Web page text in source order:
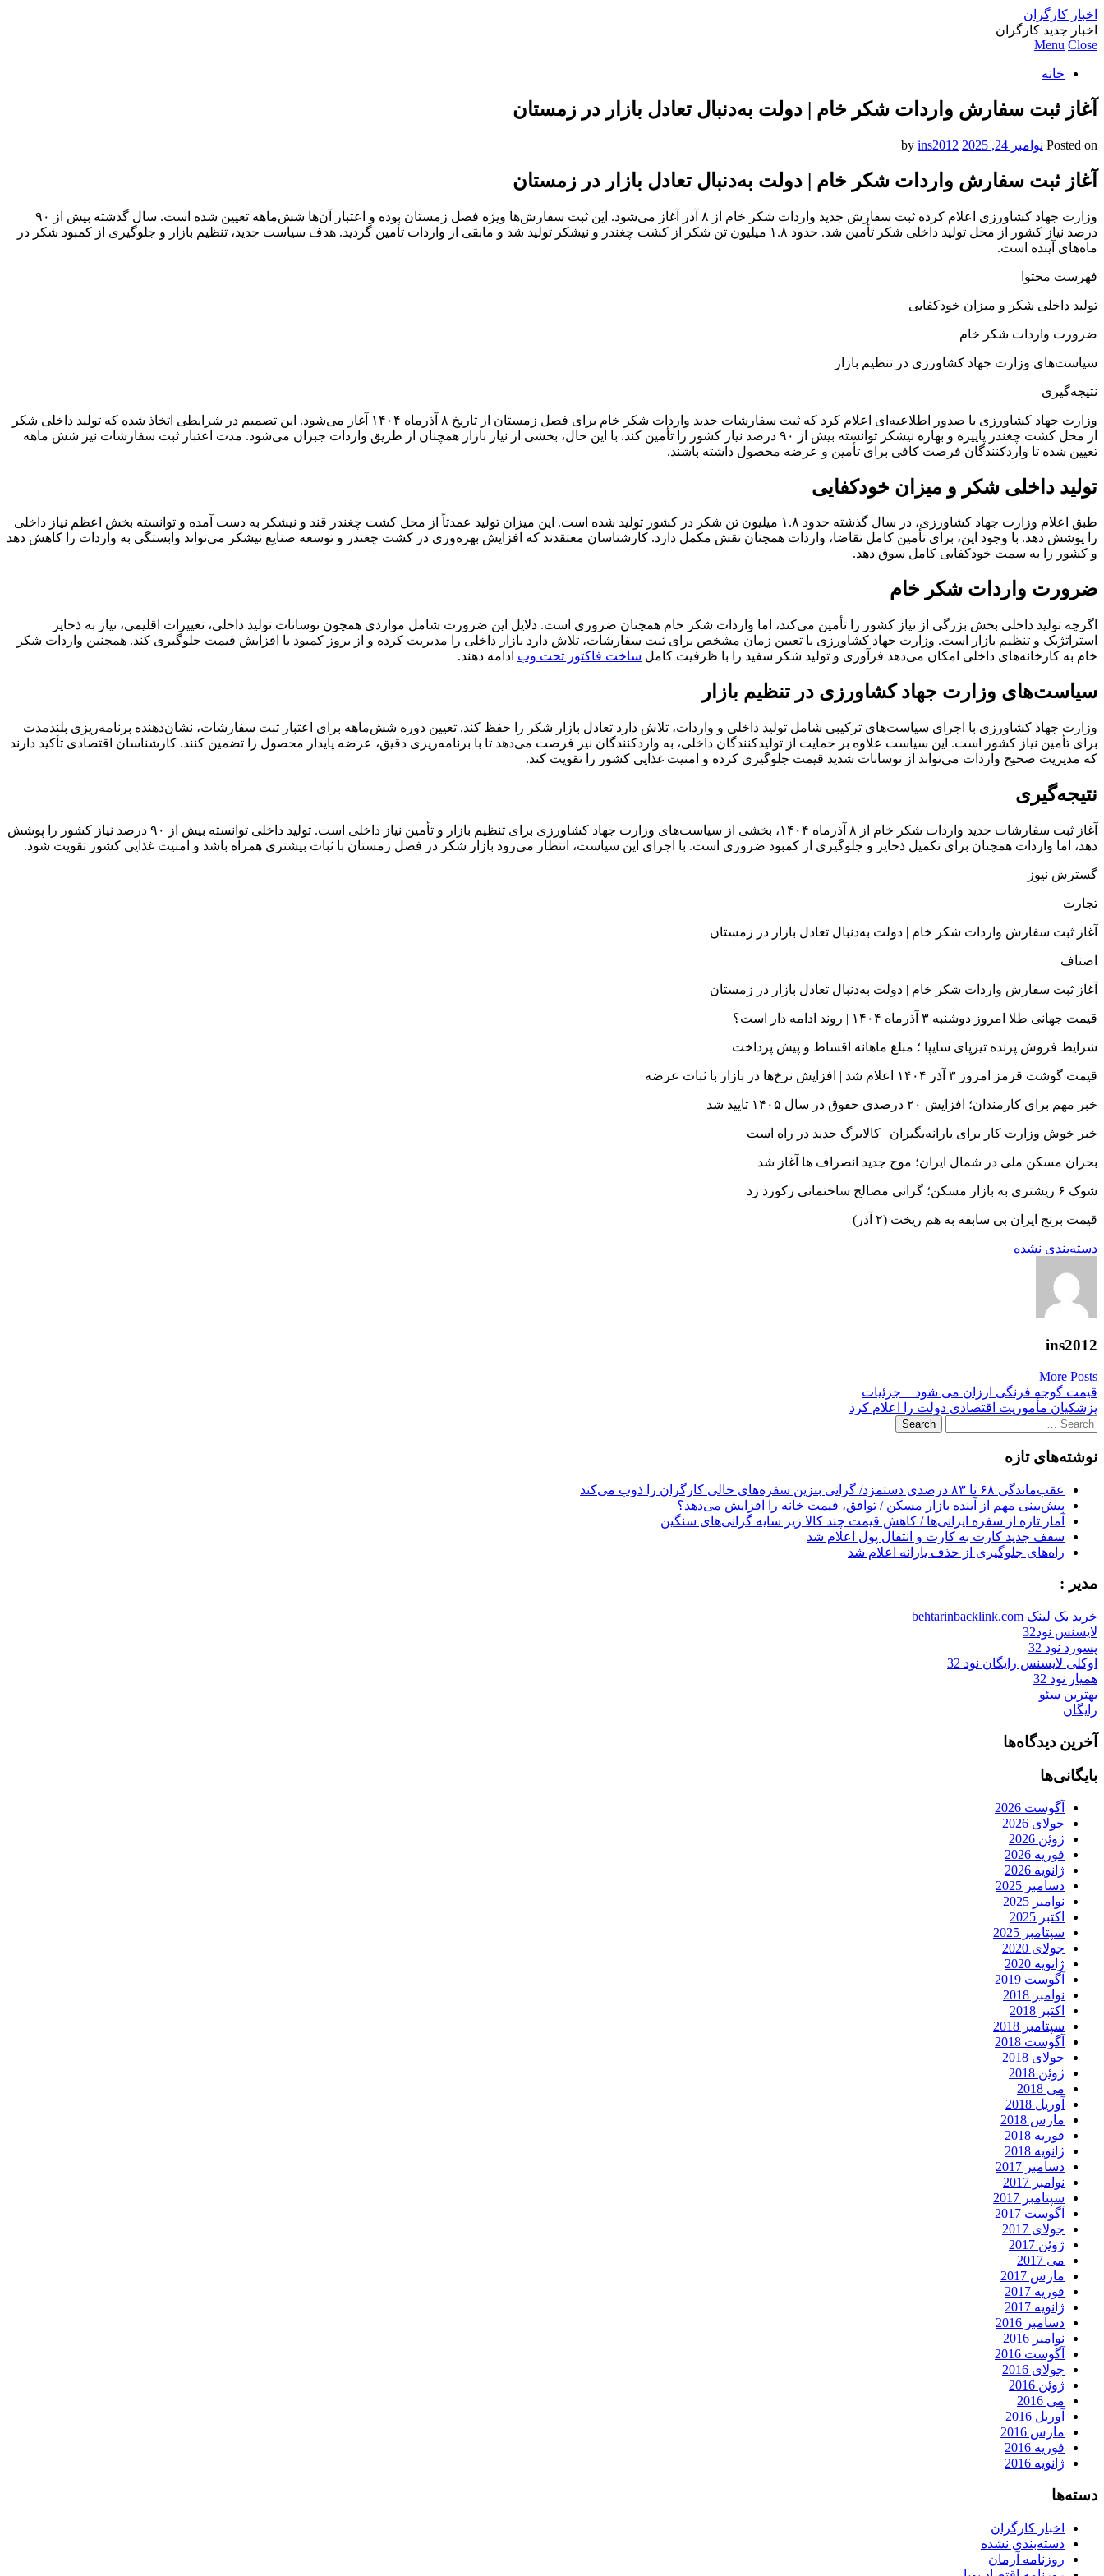
اخبار کارگران
اخبار جدید کارگران
Menu Close
خانه
آغاز ثبت سفارش واردات شکر خام | دولت به‌دنبال تعادل بازار در زمستان
Posted on نوامبر 24, 2025 ins2012
آغاز ثبت سفارش واردات شکر خام | دولت به‌دنبال تعادل بازار در زمستان
وزارت جهاد کشاورزی اعلام کرده ثبت سفارش جدید واردات شکر خام از ۸ آذر آغاز می‌شود. این ثبت سفارش‌ها ویژه فصل زمستان بوده و اعتبار آن‌ها شش‌ماهه تعیین شده است. سال گذشته بیش از ۹۰
درصد نیاز کشور از محل تولید داخلی شکر تأمین شد. حدود ۱.۸ میلیون تن شکر از کشت چغندر و نیشکر تولید شد و مابقی از واردات تأمین گردید. هدف سیاست جدید، تنظیم بازار و جلوگیری از کمبود شکر در
ماه‌های آینده است.
فهرست محتوا
تولید داخلی شکر و میزان خودکفایی
ضرورت واردات شکر خام
سیاست‌های وزارت جهاد کشاورزی در تنظیم بازار
نتیجه‌گیری
وزارت جهاد کشاورزی با صدور اطلاعیه‌ای اعلام کرد که ثبت سفارشات جدید واردات شکر خام برای فصل زمستان از تاریخ ۸ آذرماه ۱۴۰۴ آغاز می‌شود. این تصمیم در شرایطی اتخاذ شده که تولید داخلی شکر
از محل کشت چغندر پاییزه و بهاره نیشکر توانسته بیش از ۹۰ درصد نیاز کشور را تأمین کند. با این حال، بخشی از نیاز بازار همچنان از طریق واردات جبران می‌شود. مدت اعتبار ثبت سفارشات نیز شش ماهه
تعیین شده تا واردکنندگان فرصت کافی برای تأمین و عرضه محصول داشته باشند.
تولید داخلی شکر و میزان خودکفایی
طبق اعلام وزارت جهاد کشاورزی، در سال گذشته حدود ۱.۸ میلیون تن شکر در کشور تولید شده است. این میزان تولید عمدتاً از محل کشت چغندر قند و نیشکر به دست آمده و توانسته بخش اعظم نیاز داخلی
را پوشش دهد. با وجود این، برای تأمین کامل تقاضا، واردات همچنان نقش مکمل دارد. کارشناسان معتقدند که افزایش بهره‌وری در کشت چغندر و توسعه صنایع نیشکر می‌تواند وابستگی به واردات را کاهش دهد
و کشور را به سمت خودکفایی کامل سوق دهد.
ضرورت واردات شکر خام
اگرچه تولید داخلی بخش بزرگی از نیاز کشور را تأمین می‌کند، اما واردات شکر خام همچنان ضروری است. دلایل این ضرورت شامل مواردی همچون نوسانات تولید داخلی، تغییرات اقلیمی، نیاز به ذخایر
استراتژیک و تنظیم بازار است. وزارت جهاد کشاورزی با تعیین زمان مشخص برای ثبت سفارشات، تلاش دارد بازار داخلی را مدیریت کرده و از بروز کمبود یا افزایش قیمت جلوگیری کند. همچنین واردات شکر
خام به کارخانه‌های داخلی امکان می‌دهد فرآوری و تولید شکر سفید را با ظرفیت کامل ساخت فاکتور تحت وب ادامه دهند.
سیاست‌های وزارت جهاد کشاورزی در تنظیم بازار
وزارت جهاد کشاورزی با اجرای سیاست‌های ترکیبی شامل تولید داخلی و واردات، تلاش دارد تعادل بازار شکر را حفظ کند. تعیین دوره شش‌ماهه برای اعتبار ثبت سفارشات، نشان‌دهنده برنامه‌ریزی بلندمدت
برای تأمین نیاز کشور است. این سیاست علاوه بر حمایت از تولیدکنندگان داخلی، به واردکنندگان نیز فرصت می‌دهد تا با برنامه‌ریزی دقیق، عرضه پایدار محصول را تضمین کنند. کارشناسان اقتصادی تأکید دارند
که مدیریت صحیح واردات می‌تواند از نوسانات شدید قیمت جلوگیری کرده و امنیت غذایی کشور را تقویت کند.
نتیجه‌گیری
آغاز ثبت سفارشات جدید واردات شکر خام از ۸ آذرماه ۱۴۰۴، بخشی از سیاست‌های وزارت جهاد کشاورزی برای تنظیم بازار و تأمین نیاز داخلی است. تولید داخلی توانسته بیش از ۹۰ درصد نیاز کشور را پوشش
دهد، اما واردات همچنان برای تکمیل ذخایر و جلوگیری از کمبود ضروری است. با اجرای این سیاست، انتظار می‌رود بازار شکر در فصل زمستان با ثبات بیشتری همراه باشد و امنیت غذایی کشور تقویت شود.
گسترش نیوز
تجارت
آغاز ثبت سفارش واردات شکر خام | دولت به‌دنبال تعادل بازار در زمستان
اصناف
آغاز ثبت سفارش واردات شکر خام | دولت به‌دنبال تعادل بازار در زمستان
قیمت جهانی طلا امروز دوشنبه ۳ آذرماه ۱۴۰۴ | روند ادامه دار است؟
شرایط فروش پرنده تیزپای سایپا ؛ مبلغ ماهانه اقساط و پیش پرداخت
قیمت گوشت قرمز امروز ۳ آذر ۱۴۰۴ اعلام شد | افزایش نرخ‌ها در بازار با ثبات عرضه
خبر مهم برای کارمندان؛ افزایش ۲۰ درصدی حقوق در سال ۱۴۰۵ تایید شد
خبر خوش وزارت کار برای یارانه‌بگیران | کالابرگ جدید در راه است
بحران مسکن ملی در شمال ایران؛ موج جدید انصراف ها آغاز شد
شوک ۶ ریشتری به بازار مسکن؛ گرانی مصالح ساختمانی رکورد زد
قیمت برنج ایران بی سابقه به هم ریخت (۲ آذر)
دسته‌بندی نشده
ins2012
More Posts
Post
navigation
قیمت گوجه فرنگی ارزان می شود + جزئیات
پزشکیان مأموریت اقتصادی دولت را اعلام کرد
Search
for:
نوشته‌های تازه
عقب‌ماندگی ۶۸ تا ۸۳ درصدی دستمزد/ گرانی بنزین سفره‌های خالی کارگران را ذوب می‌کند
پیش‌بینی مهم از آینده بازار مسکن / توافق، قیمت خانه را افزایش می‌دهد؟
آمار تازه از سفره ایرانی‌ها / کاهش قیمت چند کالا زیر سایه گرانی‌های سنگین
سقف جدید کارت به کارت و انتقال پول اعلام شد
راه‌های جلوگیری از حذف یارانه اعلام شد
مدیر :
خرید بک لینک behtarinbacklink.com
لایسنس نود32
پسورد نود 32
اوکلی لایسنس رایگان نود 32
همیار نود 32
بهترین سئو
رایگان
آخرین دیدگاه‌ها
بایگانی‌ها
آگوست 2026
جولای 2026
ژوئن 2026
فوریه 2026
ژانویه 2026
دسامبر 2025
نوامبر 2025
اکتبر 2025
سپتامبر 2025
جولای 2020
ژانویه 2020
آگوست 2019
نوامبر 2018
اکتبر 2018
سپتامبر 2018
آگوست 2018
جولای 2018
ژوئن 2018
می 2018
آوریل 2018
مارس 2018
فوریه 2018
ژانویه 2018
دسامبر 2017
نوامبر 2017
سپتامبر 2017
آگوست 2017
جولای 2017
ژوئن 2017
می 2017
مارس 2017
فوریه 2017
ژانویه 2017
دسامبر 2016
نوامبر 2016
آگوست 2016
جولای 2016
ژوئن 2016
می 2016
آوریل 2016
مارس 2016
فوریه 2016
ژانویه 2016
دسته‌ها
اخبار کارگران
دسته‌بندی نشده
روزنامه آرمان